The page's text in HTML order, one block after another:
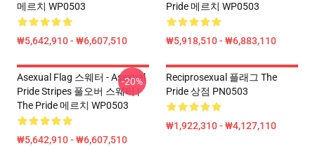
메르치 WP0503
₩5,642,910 - ₩6,607,510
Pride 메르치 WP0503
₩5,918,510 - ₩6,883,110
Asexual Flag 스웨터 - Asexual
Pride Stripes 풀오버 스웨터 |
The Pride 메르치 WP0503
₩5,642,910 - ₩6,607,510
-20%
Reciprosexual 플래그 The
Pride 상점 PN0503
₩1,922,310 - ₩4,127,110